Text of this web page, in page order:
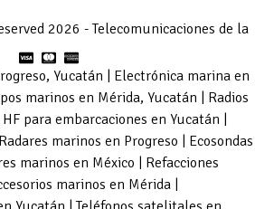
2026 - Telecomunicaciones de la
Yucatán | Electrónica marina en
marinos en Mérida, Yucatán | Radios
para embarcaciones en Yucatán |
marinos en Progreso | Ecosondas
marinos en México | Refacciones
marinos en Mérida |